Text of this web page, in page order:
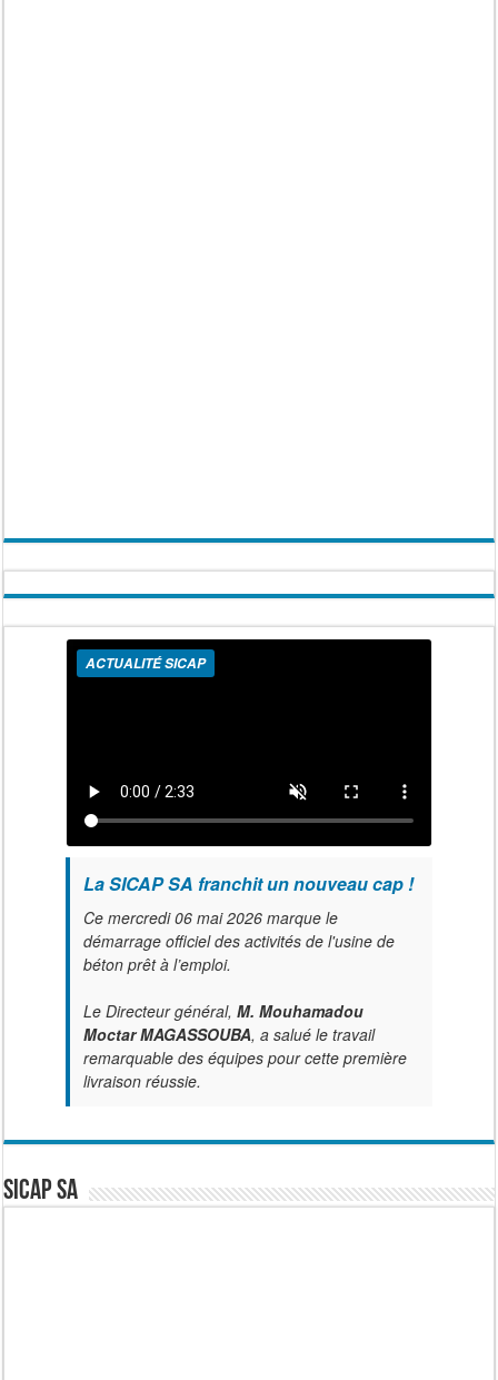
ACTUALITÉ SICAP
La SICAP SA franchit un nouveau cap !
Ce mercredi 06 mai 2026 marque le
démarrage officiel des activités de l'usine de
béton prêt à l’emploi.
Le Directeur général, M. Mouhamadou
Moctar MAGASSOUBA, a salué le travail
remarquable des équipes pour cette première
livraison réussie.
SICAP SA